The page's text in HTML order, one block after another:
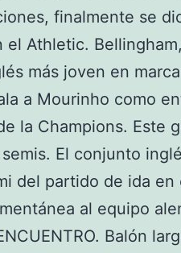
finalmente se
Athletic.
más joven en
a Mourinho como
la Champions. Este
El conjunto
del partido de ida en
al equipo
Balón